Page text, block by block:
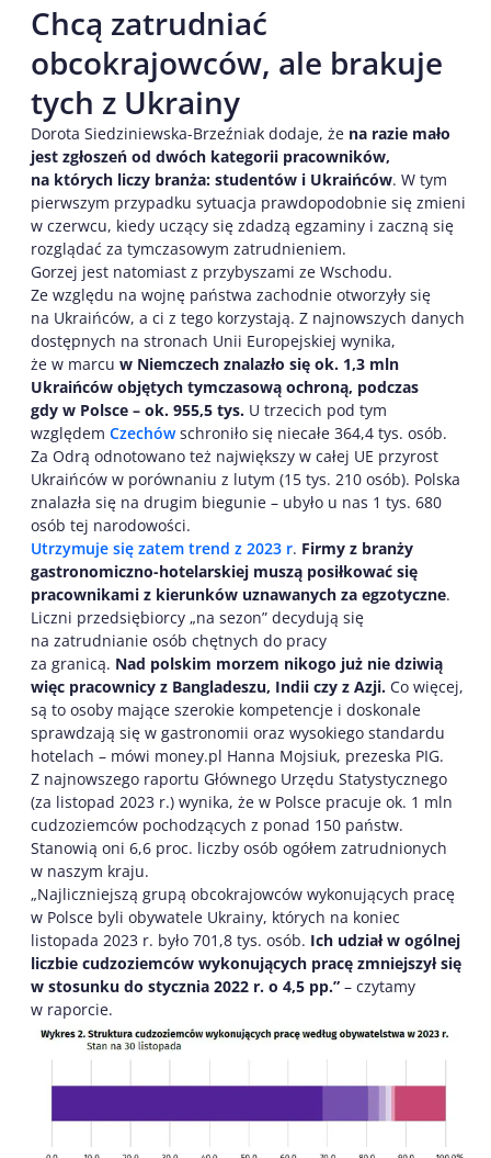
Chcą zatrudniać
obcokrajowców, ale brakuje
tych z Ukrainy
Dorota Siedziniewska-Brzeźniak dodaje, że na razie mało
jest zgłoszeń od dwóch kategorii pracowników,
na których liczy branża: studentów i Ukraińców. W tym
pierwszym przypadku sytuacja prawdopodobnie się zmieni
w czerwcu, kiedy uczący się zdadzą egzaminy i zaczną się
rozglądać za tymczasowym zatrudnieniem.
Gorzej jest natomiast z przybyszami ze Wschodu.
Ze względu na wojnę państwa zachodnie otworzyły się
na Ukraińców, a ci z tego korzystają. Z najnowszych danych
dostępnych na stronach Unii Europejskiej wynika,
że w marcu w Niemczech znalazło się ok. 1,3 mln
Ukraińców objętych tymczasową ochroną, podczas
gdy w Polsce – ok. 955,5 tys. U trzecich pod tym
względem Czechówschroniło się niecałe 364,4 tys. osób.
Za Odrą odnotowano też największy w całej UE przyrost
Ukraińców w porównaniu z lutym (15 tys. 210 osób). Polska
znalazła się na drugim biegunie – ubyło u nas 1 tys. 680
osób tej narodowości.
Utrzymuje się zatem trend z 2023 r. Firmy z branży
gastronomiczno-hotelarskiej muszą posiłkować się
pracownikami z kierunków uznawanych za egzotyczne.
Liczni przedsiębiorcy „na sezon” decydują się
na zatrudnianie osób chętnych do pracy
za granicą. Nad polskim morzem nikogo już nie dziwią
więc pracownicy z Bangladeszu, Indii czy z Azji. Co więcej,
są to osoby mające szerokie kompetencje i doskonale
sprawdzają się w gastronomii oraz wysokiego standardu
hotelach – mówi money.pl Hanna Mojsiuk, prezeska PIG.
Z najnowszego raportu Głównego Urzędu Statystycznego
(za listopad 2023 r.) wynika, że w Polsce pracuje ok. 1 mln
cudzoziemców pochodzących z ponad 150 państw.
Stanowią oni 6,6 proc. liczby osób ogółem zatrudnionych
w naszym kraju.
„Najliczniejszą grupą obcokrajowców wykonujących pracę
w Polsce byli obywatele Ukrainy, których na koniec
listopada 2023 r. było 701,8 tys. osób. Ich udział w ogólnej
liczbie cudzoziemców wykonujących pracę zmniejszył się
w stosunku do stycznia 2022 r. o 4,5 pp.” – czytamy
w raporcie.